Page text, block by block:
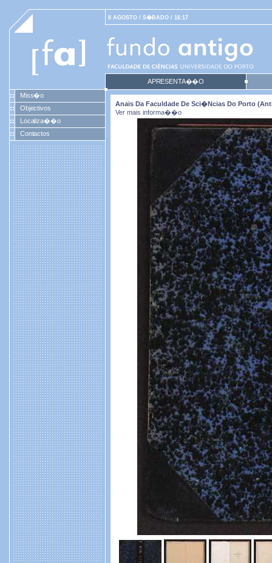
8 AGOSTO / S�BADO / 16:17
APRESENTA��O
Miss�o
Objectivos
Localiza��o
Contactos
Anais Da Faculdade De Sci�ncias Do Porto
Ver mais informa��o